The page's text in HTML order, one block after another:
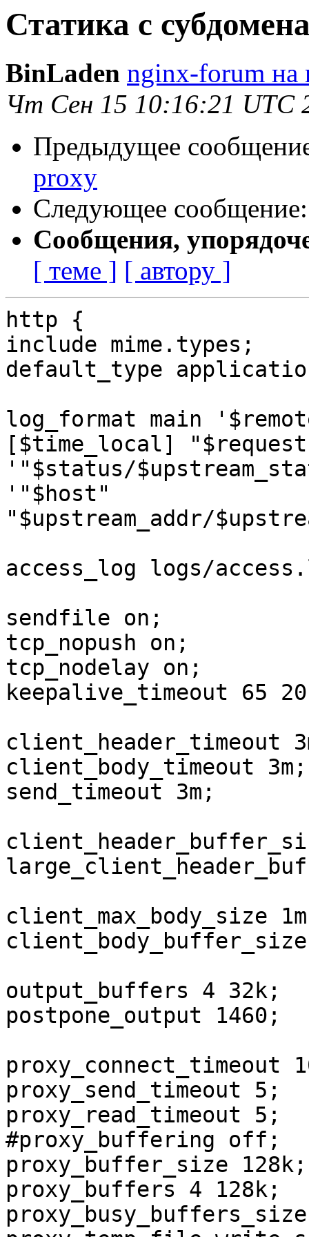
Статика с
BinLaden nginx-forum на
Чт Сен 15 10:16:21 UTC
Предыдущее
proxy
Следующее
Сообщения,
[ теме ] [ автору ]
http {
include mime.types;
default_type
log_format main
[$time_local]
'"$status/
'"$host"
"$upstream_addr/
access_log logs/
sendfile on;
tcp_nopush on;
tcp_nodelay on;
keepalive_timeout 65
client_header_timeout
client_body_timeout 3m;
send_timeout 3m;
client_max_body_size
output_buffers 4 32k;
postpone_output 1460;
proxy_connect_timeout
proxy_send_timeout 5;
proxy_read_timeout 5;
#proxy_buffering off;
proxy_buffer_size 128k;
proxy_buffers 4 128k;